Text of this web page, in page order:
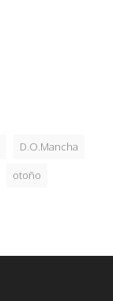
D.O.Mancha
otoño